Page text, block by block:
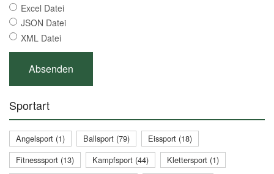
Excel Datei
JSON Datei
XML Datei
Sportart
Angelsport (1) Ballsport (79)
Eissport (18)
Fitnesssport (13)
Kampfsport (44)
Klettersport (1)